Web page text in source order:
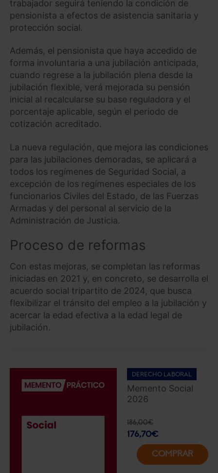
trabajador seguirá teniendo la condición de
pensionista a efectos de asistencia sanitaria y
protección social.
Además, el pensionista que haya accedido de
forma involuntaria a una jubilación anticipada,
cuando regrese a la jubilación plena desde la
jubilación flexible, verá mejorada su pensión
inicial al recalcularse su base reguladora y el
porcentaje aplicable, según el periodo de
cotización acreditado.
La nueva regulación, que mejora las condiciones
para las jubilaciones demoradas, se aplicará a
todos los regímenes de Seguridad Social, a
excepción de los regímenes especiales de los
funcionarios Civiles del Estado, de las Fuerzas
Armadas y del personal al servicio de la
Administración de Justicia.
Proceso de reformas
Con estas mejoras, se completan las reformas
iniciadas en 2021 y, en concreto, se desarrolla el
acuerdo social tripartito de 2024, que busca
flexibilizar el tránsito del empleo a la jubilación y
acercar la edad efectiva a la edad legal de
jubilación.
DERECHO LABORAL
Memento Social
2026
186,00€
176,70€
COMPRAR